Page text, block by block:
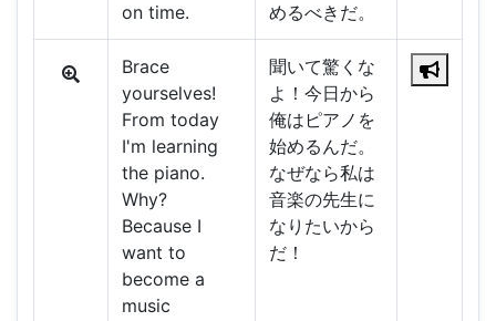
on time.
めるべきだ。
Brace
yourselves!
From today
I'm learning
the piano.
Why?
Because I
want to
become a
music
聞いて驚くな
よ！今日から
俺はピアノを
始めるんだ。
なぜなら私は
音楽の先生に
なりたいから
だ！